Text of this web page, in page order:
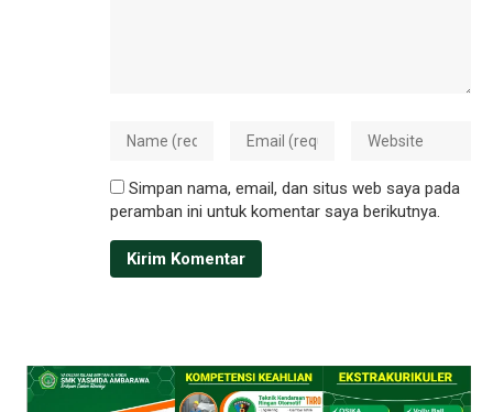
Simpan nama, email, dan situs web saya pada
peramban ini untuk komentar saya berikutnya.